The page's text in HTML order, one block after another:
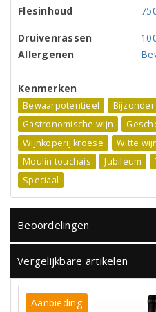
Flesinhoud
Druivenrassen
Allergenen
Kenmerken
Bewaarpotentieel Bijzonder
Gastronomische wijn
Wijnkoperij kroese
Witte
Moulin touchais
Jubileum
Speciaal
Beoordelingen
Vergelijkbare artikelen
Aanbieding